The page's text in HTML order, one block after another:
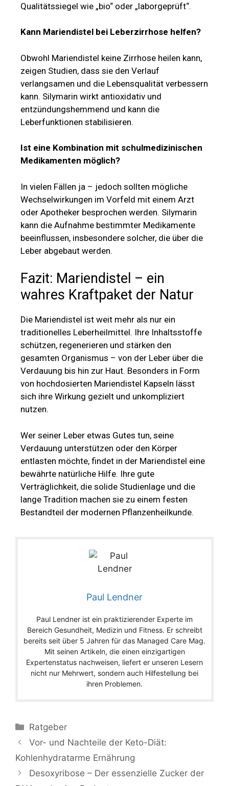
Qualitätssiegel wie „bio“ oder „laborgeprüft“.
Kann Mariendistel bei Leberzirrhose helfen?
Obwohl Mariendistel keine Zirrhose heilen kann,
zeigen Studien, dass sie den Verlauf
verlangsamen und die Lebensqualität verbessern
kann. Silymarin wirkt antioxidativ und
entzündungshemmend und kann die
Leberfunktionen stabilisieren.
Ist eine Kombination mit schulmedizinischen
Medikamenten möglich?
In vielen Fällen ja – jedoch sollten mögliche
Wechselwirkungen im Vorfeld mit einem Arzt
oder Apotheker besprochen werden. Silymarin
kann die Aufnahme bestimmter Medikamente
beeinflussen, insbesondere solcher, die über die
Leber abgebaut werden.
Fazit: Mariendistel – ein
wahres Kraftpaket der Natur
Die Mariendistel ist weit mehr als nur ein
traditionelles Leberheilmittel. Ihre Inhaltsstoffe
schützen, regenerieren und stärken den
gesamten Organismus – von der Leber über die
Verdauung bis hin zur Haut. Besonders in Form
von hochdosierten Mariendistel Kapseln lässt
sich ihre Wirkung gezielt und unkompliziert
nutzen.
Wer seiner Leber etwas Gutes tun, seine
Verdauung unterstützen oder den Körper
entlasten möchte, findet in der Mariendistel eine
bewährte natürliche Hilfe. Ihre gute
Verträglichkeit, die solide Studienlage und die
lange Tradition machen sie zu einem festen
Bestandteil der modernen Pflanzenheilkunde.
Paul Lendner
Paul Lendner ist ein praktizierender Experte im
Bereich Gesundheit, Medizin und Fitness. Er schreibt
bereits seit über 5 Jahren für das Managed Care Mag.
Mit seinen Artikeln, die einen einzigartigen
Expertenstatus nachweisen, liefert er unseren Lesern
nicht nur Mehrwert, sondern auch Hilfestellung bei
ihren Problemen.
Ratgeber
Vor- und Nachteile der Keto-Diät:
Kohlenhydratarme Ernährung
Desoxyribose – Der essenzielle Zucker der